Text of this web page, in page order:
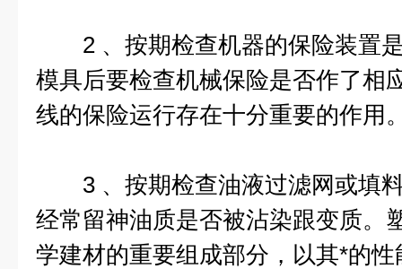
2 、按期检查机器的保险装置是
模具后要检查机械保险是否作了相
线的保险运行存在十分重要的作用
3 、按期检查油液过滤网或填料
经常留神油质是否被沾染跟变质。
学建材的重要组成部分，以其*的